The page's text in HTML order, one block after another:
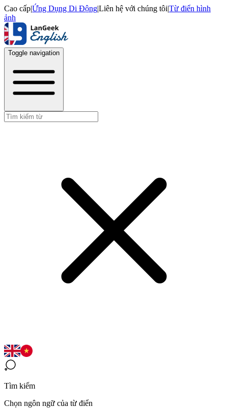
Cao cấp|Ứng Dụng Di Động|Liên hệ với chúng tôi|Từ điển hình
ảnh
Toggle navigation
Tìm kiếm
Chọn ngôn ngữ của từ điển